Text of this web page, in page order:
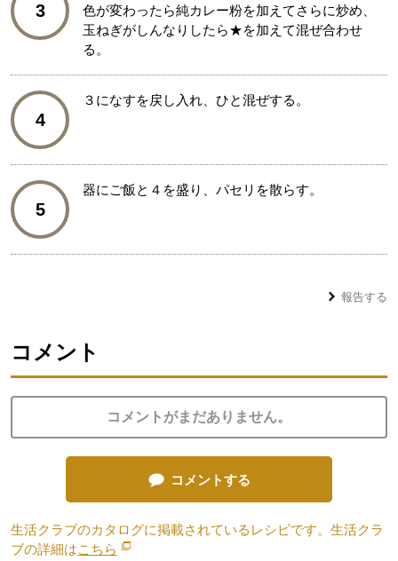
3
色が変わったら純カレー粉を加えてさらに炒め、
玉ねぎがしんなりしたら★を加えて混ぜ合わせ
る。
4
３になすを戻し入れ、ひと混ぜする。
5
器にご飯と４を盛り、パセリを散らす。
報告する
コメント
コメントがまだありません。
コメントする
生活クラブのカタログに掲載されているレシピです。生活クラ
ブの詳細はこちら 別のウィンドウで開きます。